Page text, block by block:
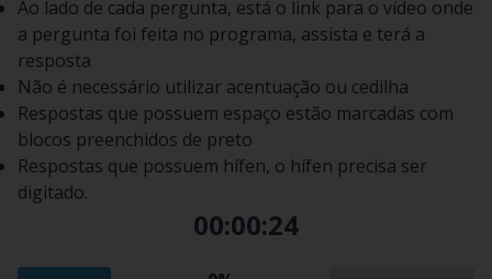
Ao lado de cada pergunta, está o link para o vídeo onde
a pergunta foi feita no programa, assista e terá a
resposta
Não é necessário utilizar acentuação ou cedilha
Respostas que possuem espaço estão marcadas com
blocos preenchidos de preto
Respostas que possuem hífen, o hífen precisa ser
digitado.
00:00:25